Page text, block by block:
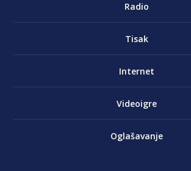
Radio
Tisak
Internet
Videoigre
Oglašavanje